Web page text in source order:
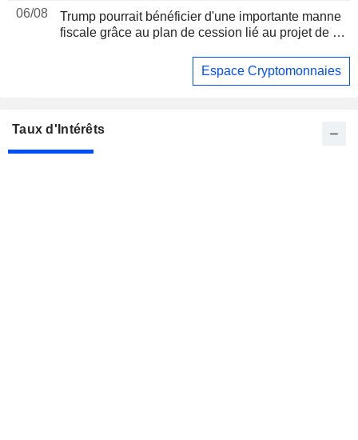
06/08
Trump pourrait bénéficier d'une importante manne
fiscale grâce au plan de cession lié au projet de loi
Espace Cryptomonnaies
Taux d'Intérêts